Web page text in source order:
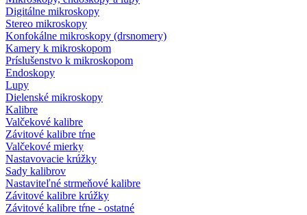
Digitálne mikroskopy
Stereo mikroskopy
Konfokálne mikroskopy (drsnomery)
Kamery k mikroskopom
Príslušenstvo k mikroskopom
Endoskopy
Lupy
Dielenské mikroskopy
Kalibre
Valčekové kalibre
Závitové kalibre tŕne
Valčekové mierky
Nastavovacie krúžky
Sady kalibrov
Nastaviteľné strmeňové kalibre
Závitové kalibre krúžky
Závitové kalibre tŕne - ostatné